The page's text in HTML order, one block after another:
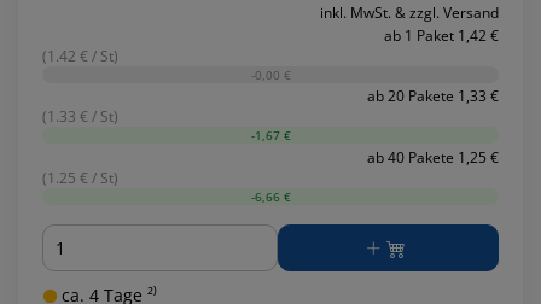
inkl. MwSt. & zzgl. Versand
ab 1 Paket 1,42 €
(1.42 € / St)
-0,00 €
ab 20 Pakete 1,33 €
(1.33 € / St)
-1,67 €
ab 40 Pakete 1,25 €
(1.25 € / St)
-6,66 €
Menge
ca. 4 Tage ²⁾